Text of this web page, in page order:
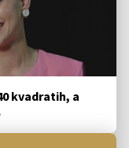
kvadratih, a